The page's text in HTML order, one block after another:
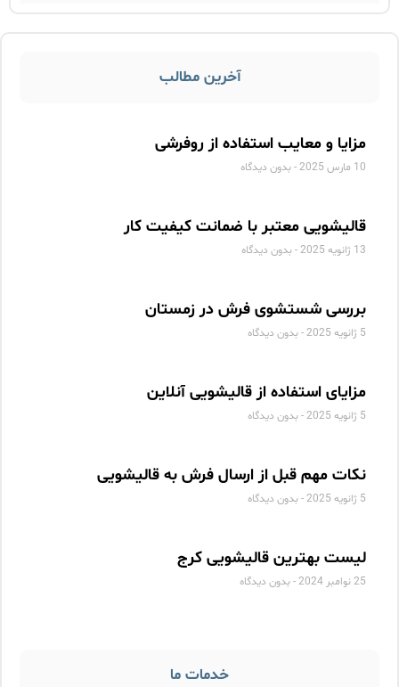
آخرین مطالب
مزایا و معایب استفاده از روفرشی
10 مارس 2025 بدون دیدگاه
قالیشویی معتبر با ضمانت کیفیت کار
13 ژانویه 2025 بدون دیدگاه
بررسی شستشوی فرش در زمستان
5 ژانویه 2025 بدون دیدگاه
مزایای استفاده از قالیشویی آنلاین
5 ژانویه 2025 بدون دیدگاه
نکات مهم قبل از ارسال فرش به قالیشویی
5 ژانویه 2025 بدون دیدگاه
لیست بهترین قالیشویی کرج
25 نوامبر 2024 بدون دیدگاه
خدمات ما